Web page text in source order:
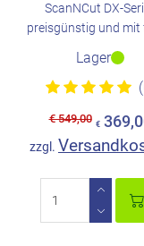
ScanNCut DX-
preisgünstig und mit
Lager
€ 549,00 €
zzgl.